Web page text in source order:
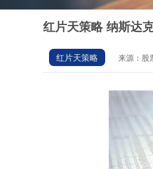
红片天策略 纳斯达
红片天策略 来源：股